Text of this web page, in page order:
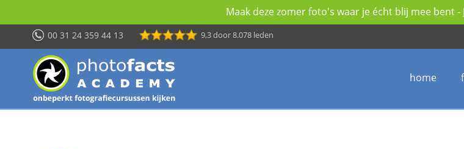
Maak deze zomer foto's waar je écht blij mee bent -
00 31 24 359 44 13 9,3door 8.078 leden
home